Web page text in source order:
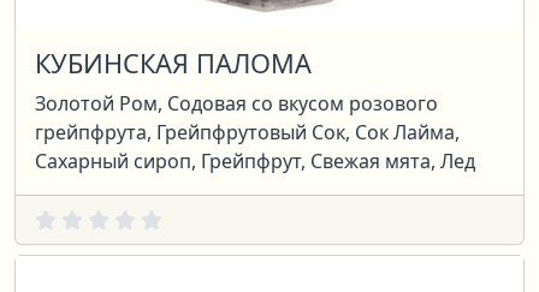
КУБИНСКАЯ ПАЛОМА
Золотой Ром, Содовая со вкусом розового
грейпфрута, Грейпфрутовый Сок, Сок Лайма,
Сахарный сироп, Грейпфрут, Свежая мята, Лед